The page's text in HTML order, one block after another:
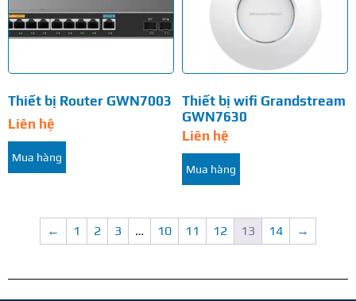
Thiết bị Router GWN7003
Liên hệ
Mua hàng
Thiết bị wifi Grandstream
GWN7630
Liên hệ
Mua hàng
← 1 2 3 … 10 11 12 13 14 →